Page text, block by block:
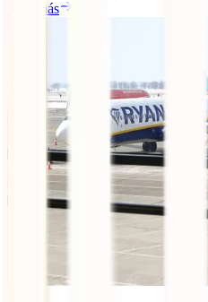
Leer más